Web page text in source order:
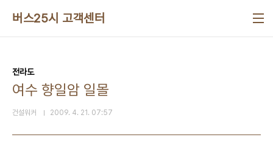
버스25시 고객센터
전라도
여수 향일암 일몰
건설워커 2009. 4. 21. 07:57